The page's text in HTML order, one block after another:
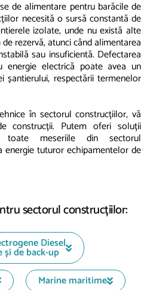
de alimentare pentru barăcile de
necesită o sursă constantă de
izolate, unde nu există alte
rezervă, atunci când alimentarea
sau insuficientă. Defectarea
energie electrică poate avea un
șantierului, respectării termenelor
în sectorul construcțiilor, vă
construcții. Putem oferi soluții
toate meseriile din sectorul
tuturor echipamentelor de
sectorul construcțiilor:
Diesel
și de back-up
Marine maritime